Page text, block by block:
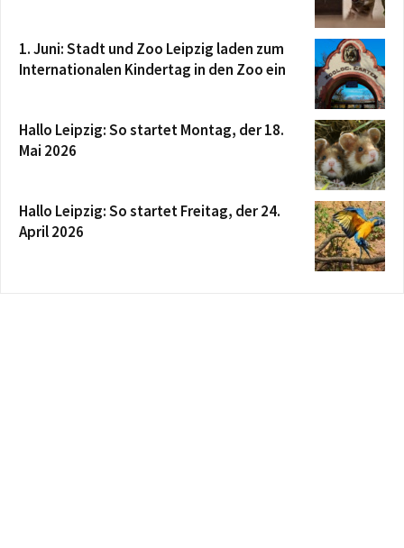
1. Juni: Stadt und Zoo Leipzig laden zum
Internationalen Kindertag in den Zoo ein
Hallo Leipzig: So startet Montag, der 18.
Mai 2026
Hallo Leipzig: So startet Freitag, der 24.
April 2026